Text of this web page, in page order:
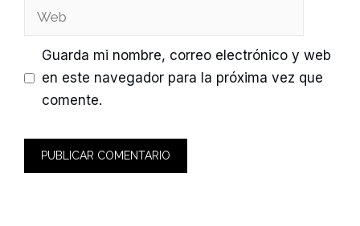
Web
Guarda mi nombre, correo electrónico y web
en este navegador para la próxima vez que
comente.